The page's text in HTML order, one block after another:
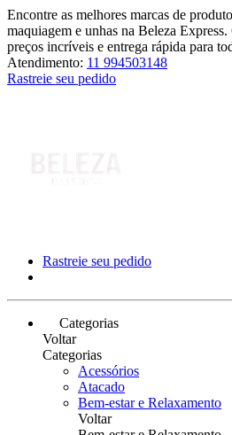
Encontre as melhores marcas de
maquiagem e unhas na Beleza
preços incríveis e entrega rápida para
Atendimento: 11 994503148
Rastreie seu pedido
Rastreie seu pedido
Categorias
Voltar
Categorias
Acessórios
Atacado
Bem-estar e Relaxamento
Voltar